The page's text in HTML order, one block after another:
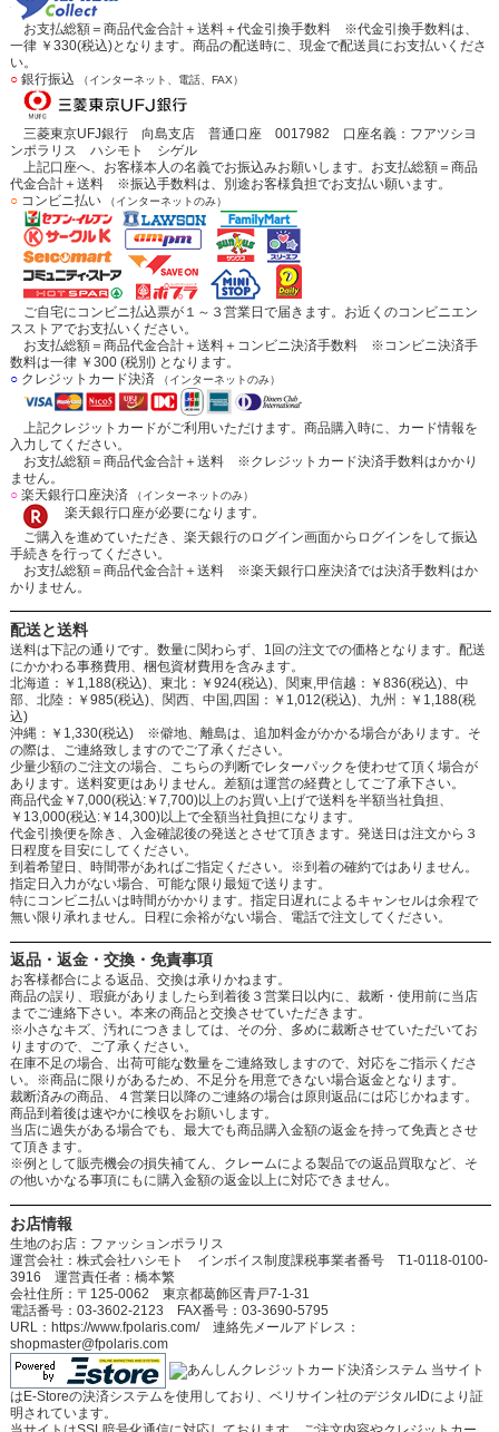
お支払総額＝商品代金合計＋送料＋代金引換手数料 ※代金引換手数料は、
一律 ￥330(税込)となります。商品の配送時に、現金で配送員にお支払いくださ
い。
○銀行振込 （インターネット、電話、FAX）
三菱東京UFJ銀行 向島支店 普通口座 0017982 口座名義：フアツシヨ
ンポラリス ハシモト シゲル
上記口座へ、お客様本人の名義でお振込みお願いします。お支払総額＝商品
代金合計＋送料 ※振込手数料は、別途お客様負担でお支払い願います。
○コンビニ払い （インターネットのみ）
ご自宅にコンビニ払込票が１～３営業日で届きます。お近くのコンビニエン
スストアでお支払いください。
お支払総額＝商品代金合計＋送料＋コンビニ決済手数料 ※コンビニ決済手
数料は一律 ￥300 (税別) となります。
○クレジットカード決済 （インターネットのみ）
上記クレジットカードがご利用いただけます。商品購入時に、カード情報を
入力してください。
お支払総額＝商品代金合計＋送料 ※クレジットカード決済手数料はかかり
ません。
○楽天銀行口座決済 （インターネットのみ）
楽天銀行口座が必要になります。
ご購入を進めていただき、楽天銀行のログイン画面からログインをして振込
手続きを行ってください。
お支払総額＝商品代金合計＋送料 ※楽天銀行口座決済では決済手数料はか
かりません。
配送と送料
送料は下記の通りです。数量に関わらず、1回の注文での価格となります。配送
にかかわる事務費用、梱包資材費用を含みます。
北海道：￥1,188(税込)、東北：￥924(税込)、関東,甲信越：￥836(税込)、中
部、北陸：￥985(税込)、関西、中国,四国：￥1,012(税込)、九州：￥1,188(税
込)
沖縄：￥1,330(税込) ※僻地、離島は、追加料金がかかる場合があります。そ
の際は、ご連絡致しますのでご了承ください。
少量少額のご注文の場合、こちらの判断でレターパックを使わせて頂く場合が
あります。送料変更はありません。差額は運営の経費としてご了承下さい。
商品代金￥7,000(税込:￥7,700)以上のお買い上げで送料を半額当社負担、
￥13,000(税込:￥14,300)以上で全額当社負担になります。
代金引換便を除き、入金確認後の発送とさせて頂きます。発送日は注文から３
日程度を目安にしてください。
到着希望日、時間帯があればご指定ください。※到着の確約ではありません。
指定日入力がない場合、可能な限り最短で送ります。
特にコンビニ払いは時間がかかります。指定日遅れによるキャンセルは余程で
無い限り承れません。日程に余裕がない場合、電話で注文してください。
返品・返金・交換・免責事項
お客様都合による返品、交換は承りかねます。
商品の誤り、瑕疵がありましたら到着後３営業日以内に、裁断・使用前に当店
までご連絡下さい。本来の商品と交換させていただきます。
※小さなキズ、汚れにつきましては、その分、多めに裁断させていただいてお
りますので、ご了承ください。
在庫不足の場合、出荷可能な数量をご連絡致しますので、対応をご指示くださ
い。※商品に限りがあるため、不足分を用意できない場合返金となります。
裁断済みの商品、４営業日以降のご連絡の場合は原則返品には応じかねます。
商品到着後は速やかに検収をお願いします。
当店に過失がある場合でも、最大でも商品購入金額の返金を持って免責とさせ
て頂きます。
※例として販売機会の損失補てん、クレームによる製品での返品買取など、そ
の他いかなる事項にもに購入金額の返金以上に対応できません。
お店情報
生地のお店：ファッションポラリス
運営会社：株式会社ハシモト インボイス制度課税事業者番号 T1-0118-0100-
3916 運営責任者：橋本繁
会社住所：〒125-0062 東京都葛飾区青戸7-1-31
電話番号：03-3602-2123 FAX番号：03-3690-5795
URL：https://www.fpolaris.com/ 連絡先メールアドレス：
shopmaster@fpolaris.com
当サイト
はE-Storeの決済システムを使用しており、ベリサイン社のデジタルIDにより証
明されています。